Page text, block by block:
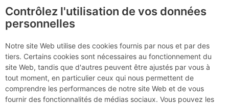
Mt. Blanc : par les
Grands Mulets et VN
25 - 26
mai 2026
Contrôlez l'utilisation de vos données
personnelles
Notre site Web utilise des cookies fournis par nous et par des
tiers. Certains cookies sont nécessaires au fonctionnement du
site Web, tandis que d'autres peuvent être ajustés par vous à
tout moment, en particulier ceux qui nous permettent de
comprendre les performances de notre site Web et de vous
fournir des fonctionnalités de médias sociaux. Vous pouvez les